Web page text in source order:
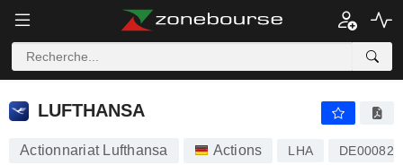
LUFTHANSA
LUFTHANSA
Actionnariat Lufthansa Actions LHA